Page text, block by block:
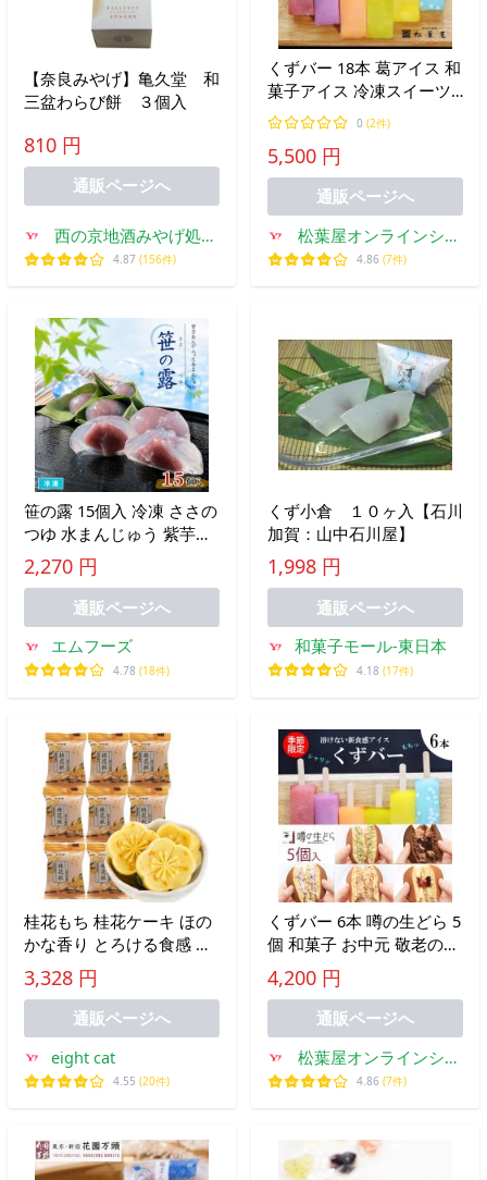
【奈良みやげ】亀久堂 和
三盆わらび餅 ３個入
810 円
通販ページへ
西の京地酒みやげ処き
とら
4.87 (156件)
くずバー 18本 葛アイス 和
菓子アイス 冷凍スイーツ
ギフト 島根 松葉屋 送料無
料
0 (2件)
5,500 円
通販ページへ
松葉屋オンラインショ
ップ
4.86 (7件)
笹の露 15個入 冷凍 ささの
つゆ 水まんじゅう 紫芋あ
ん 涼菓 くずまんじゅう 和
菓子 デザート 業務用
2,270 円
通販ページへ
エムフーズ
4.78 (18件)
くず小倉 １０ヶ入【石川
加賀：山中石川屋】
1,998 円
通販ページへ
和菓子モール-東日本
4.18 (17件)
桂花もち 桂花ケーキ ほの
かな香り とろける食感 や
さしい甘み 個包装 桂花餅
桂花? 金木犀 中国 お菓子
朝食 ?点 デザート スナッ
ク もち米の
3,328 円
通販ページへ
eight cat
4.55 (20件)
くずバー 6本 噂の生どら 5
個 和菓子 お中元 敬老の日
ギフト 松葉屋 島根 スイー
ツ
4,200 円
通販ページへ
松葉屋オンラインショ
ップ
4.86 (7件)